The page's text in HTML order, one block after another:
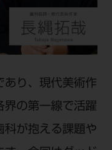
あり、現代美術作
界の第一線で活躍
科が抱える課題や
料）
い場合がありま